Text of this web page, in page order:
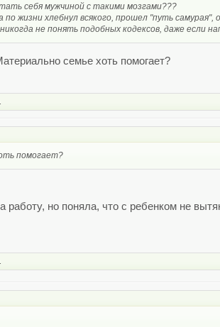
себя мужчиной с такими мозгами???
по жизни хлебнул всякого, прошел "путь
не понять подобных кодексов, даже если
семье хоть помогает?
помогает?
работу, но поняла, что с ребенком не